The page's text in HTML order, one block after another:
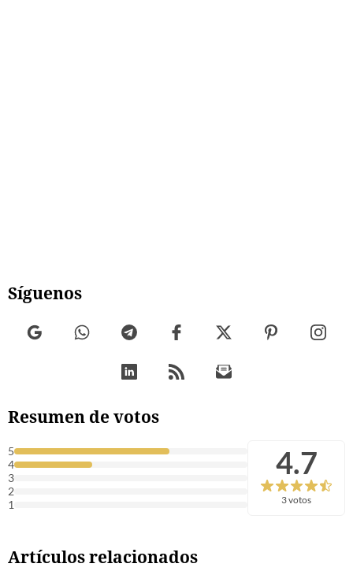
Síguenos
Resumen de votos
5
4
3
2
1
4.7
3 votos
Artículos relacionados